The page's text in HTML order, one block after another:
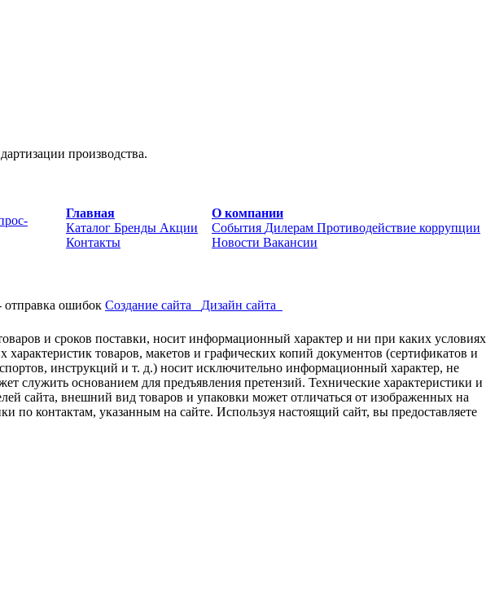
производства.
Главная
Каталог Бренды Акции
Контакты
О компании
События Дилерам Противодействие коррупции
Новости Вакансии
Создание сайта Дизайн сайта
и сроков поставки, носит информационный характер и ни при каких условиях
товаров, макетов и графических копий документов (сертификатов и
инструкций и т. д.) носит исключительно информационный характер, не
служить основанием для предъявления претензий. Технические характеристики и
сайта, внешний вид товаров и упаковки может отличаться от изображенных на
по контактам, указанным на сайте. Используя настоящий сайт, вы предоставляете